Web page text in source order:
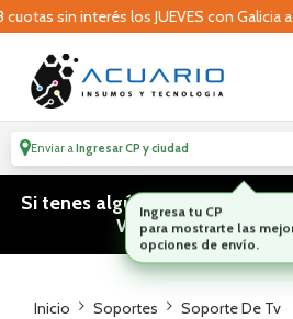
sin interés los JUEVES con Galicia a
Enviar aIngresar CP y ciudad
Si tenes algún tipo de
WhatsApp! (011) 15
Inicio Soportes Soporte De Tv